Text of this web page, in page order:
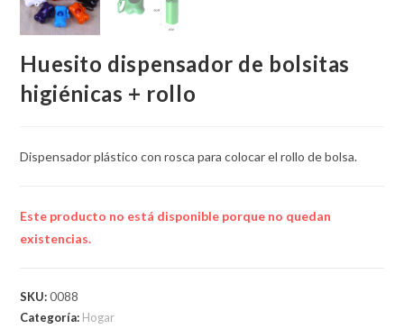
Huesito dispensador de bolsitas
higiénicas + rollo
Dispensador plástico con rosca para colocar el rollo de bolsa.
Este producto no está disponible porque no quedan
existencias.
SKU:0088
Categoría: Hogar